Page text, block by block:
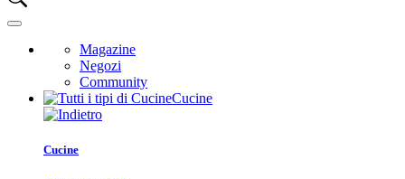
Magazine
Negozi
Community
Cucine
Cucine